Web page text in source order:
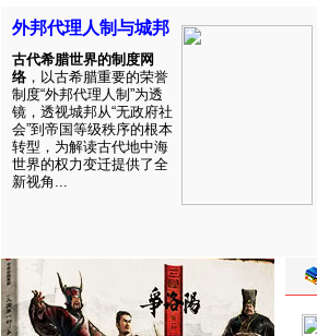
外邦代理人制与城邦
古代希腊世界的制度网
络 ，以古希腊重要的荣誉
制度“外邦代理人制”为透
镜，透视城邦从“无政府社
会”到帝国等级秩序的根本
转型，为解读古代地中海
世界的权力变迁提供了全
新视角...